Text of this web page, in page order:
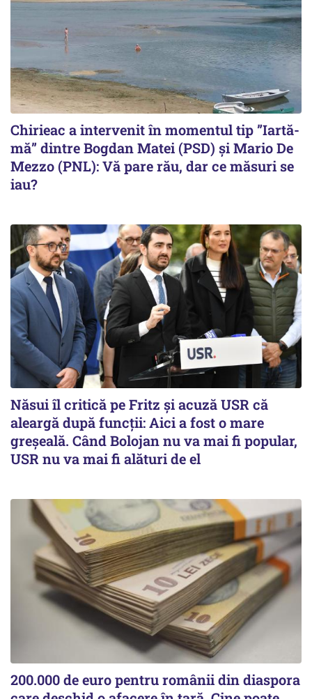
Chirieac a intervenit în momentul tip ”Iartă-
mă” dintre Bogdan Matei (PSD) și Mario De
Mezzo (PNL): Vă pare rău, dar ce măsuri se
iau?
Năsui îl critică pe Fritz și acuză USR că
aleargă după funcții: Aici a fost o mare
greșeală. Când Bolojan nu va mai fi popular,
USR nu va mai fi alături de el
200.000 de euro pentru românii din diaspora